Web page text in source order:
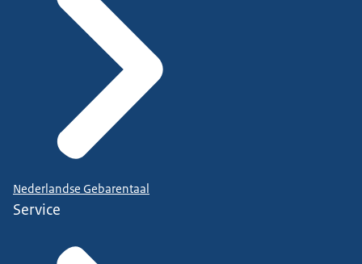
Nederlandse Gebarentaal
Service